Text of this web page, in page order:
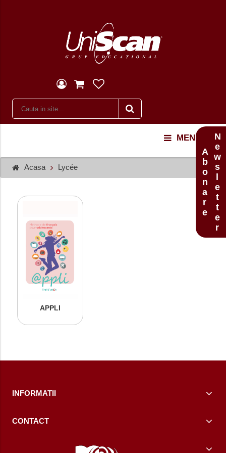
MENU
Acasa Lycée
APPLI
INFORMATII
CONTACT
Newsletter
Abonare